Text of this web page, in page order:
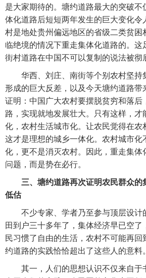
是大家期待的。塘约道路最大的突破不
体化道路后短短两年发生的巨大变化令
村是地处贵州偏远地区的省级二类贫困
临绝境的情况下重走集体化道路的。这
街村道路在中国不可以复制的说法被彻
华西、刘庄、南街等个别农村坚持
形成的巨大反差，以及今天塘约道路带
证明：中国广大农村要摆脱贫穷和落后
路，实现就地发展壮大。只有这样，才
化，农村生活城市化。让农民觉得在农
这才是理想的城乡一体化。农村城市化
化，更不是消灭农村。因此，重走集体
问题，而是势在必行。
三、塘约道路再次证明农民群众的
低估
不少专家、学者乃至参与顶层设计
田到户三十多年了，集体经济早已空了
民习惯了自由的生活，农村不可能再回
约道路的实践恰恰超出了这些人的意料
其一，人们的思想认识不仅来自于